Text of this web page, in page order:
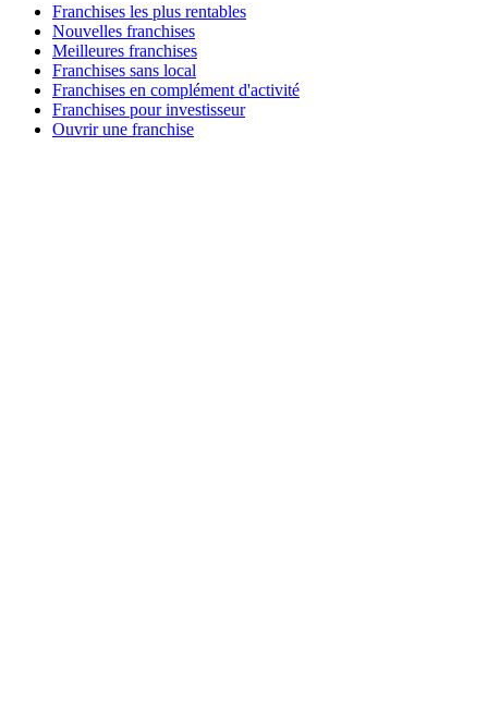
Franchises les plus rentables
Nouvelles franchises
Meilleures franchises
Franchises sans local
Franchises en complément d'activité
Franchises pour investisseur
Ouvrir une franchise